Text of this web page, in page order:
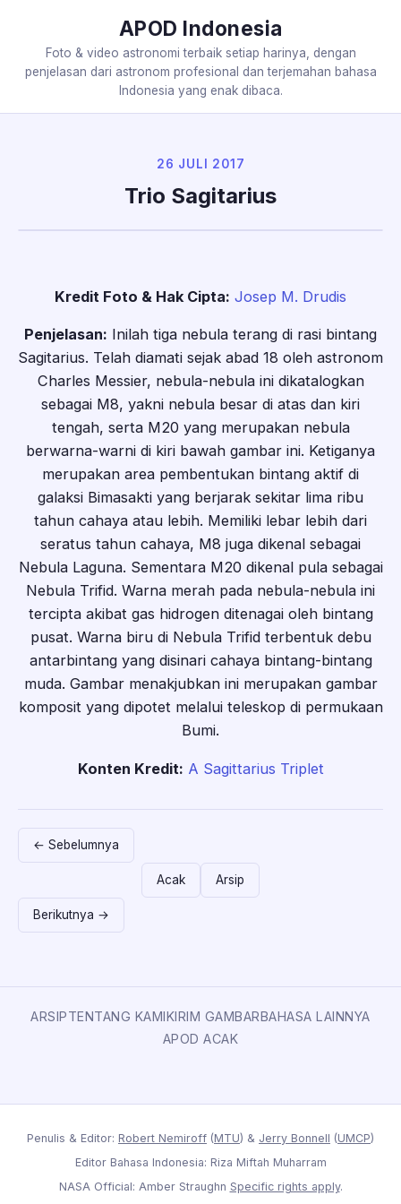
APOD Indonesia
Foto & video astronomi terbaik setiap harinya, dengan
penjelasan dari astronom profesional dan terjemahan bahasa
Indonesia yang enak dibaca.
26 JULI 2017
Trio Sagitarius
Kredit Foto & Hak Cipta: Josep M. Drudis
Penjelasan: Inilah tiga nebula terang di rasi bintang
Sagitarius. Telah diamati sejak abad 18 oleh astronom
Charles Messier, nebula-nebula ini dikatalogkan
sebagai M8, yakni nebula besar di atas dan kiri
tengah, serta M20 yang merupakan nebula
berwarna-warni di kiri bawah gambar ini. Ketiganya
merupakan area pembentukan bintang aktif di
galaksi Bimasakti yang berjarak sekitar lima ribu
tahun cahaya atau lebih. Memiliki lebar lebih dari
seratus tahun cahaya, M8 juga dikenal sebagai
Nebula Laguna. Sementara M20 dikenal pula sebagai
Nebula Trifid. Warna merah pada nebula-nebula ini
tercipta akibat gas hidrogen ditenagai oleh bintang
pusat. Warna biru di Nebula Trifid terbentuk debu
antarbintang yang disinari cahaya bintang-bintang
muda. Gambar menakjubkan ini merupakan gambar
komposit yang dipotet melalui teleskop di permukaan
Bumi.
Konten Kredit: A Sagittarius Triplet
← Sebelumnya
Acak Arsip
Berikutnya →
ARSIPTENTANG KAMIKIRIM GAMBARBAHASA LAINNYA
APOD ACAK
Penulis & Editor: Robert Nemiroff (MTU) & Jerry Bonnell (UMCP)
Editor Bahasa Indonesia: Riza Miftah Muharram
NASA Official: Amber Straughn Specific rights apply.